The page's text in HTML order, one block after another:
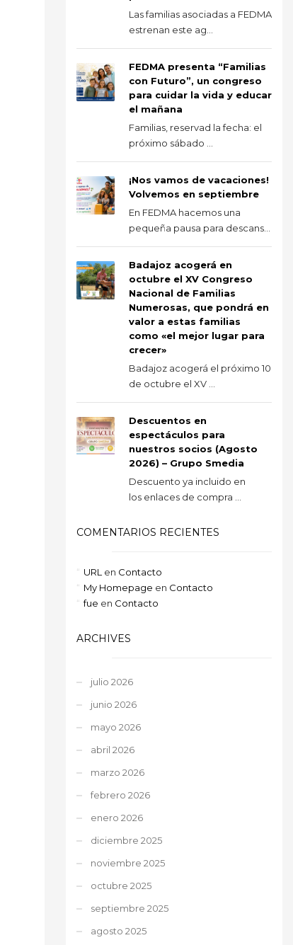
Las familias asociadas a FEDMA
estrenan este ag...
FEDMA presenta “Familias
con Futuro”, un congreso
para cuidar la vida y educar
el mañana
Familias, reservad la fecha: el
próximo sábado ...
¡Nos vamos de vacaciones!
Volvemos en septiembre
En FEDMA hacemos una
pequeña pausa para descans...
Badajoz acogerá en
octubre el XV Congreso
Nacional de Familias
Numerosas, que pondrá en
valor a estas familias
como «el mejor lugar para
crecer»
Badajoz acogerá el próximo 10
de octubre el XV ...
Descuentos en
espectáculos para
nuestros socios (Agosto
2026) – Grupo Smedia
Descuento ya incluido en
los enlaces de compra ...
COMENTARIOS RECIENTES
URL en Contacto
My Homepage en Contacto
fue en Contacto
ARCHIVES
julio 2026
junio 2026
mayo 2026
abril 2026
marzo 2026
febrero 2026
enero 2026
diciembre 2025
noviembre 2025
octubre 2025
septiembre 2025
agosto 2025